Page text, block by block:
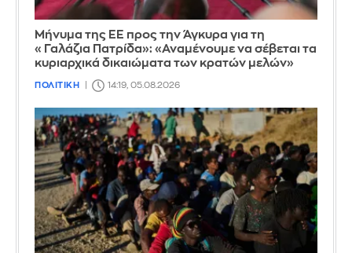
Μήνυμα της ΕΕ προς την Άγκυρα για τη
«Γαλάζια Πατρίδα»: «Αναμένουμε να σέβεται τα
κυριαρχικά δικαιώματα των κρατών μελών»
ΠΟΛΙΤΙΚΗ 14:19, 05.08.2026